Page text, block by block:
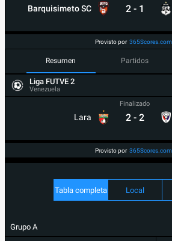
Barquisimeto SC 2 - 1
Provisto por 365Scores.com
Resumen Partidos
Liga FUTVE 2
Venezuela
Lara
Finalizado
2 - 2
Provisto por 365Scores.com
Tabla completa Local
Grupo A